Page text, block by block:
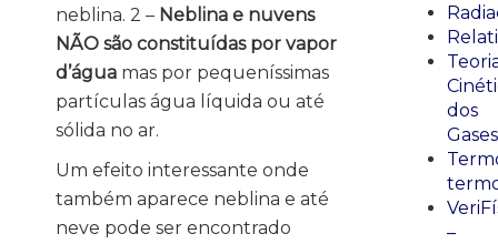
neblina. 2 – Neblina e nuvens
NÃO são constituídas por vapor
d’água mas por pequeníssimas
partículas água líquida ou até
sólida no ar.
Um efeito interessante onde
também aparece neblina e até
neve pode ser encontrado
dos
Gases
–